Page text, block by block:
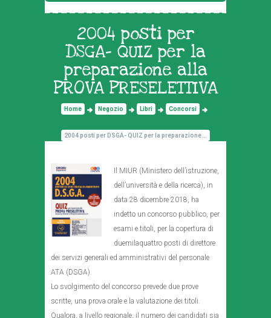
2004 posti per
DSGA- QUIZ per la
preparazione alla
PROVA PRESELETTIVA
Home Negozio Libri Concorsi
2004 posti per DSGA- QUIZ per la preparazione...
Il MIUR (Ministero dell’istruzione,
dell’università e della ricerca), in
data 28 dicembre 2018, ha
indetto un concorso pubblico, per
esami e titoli, per la copertura di
duemilaquattro posti di direttore
dei servizi generali ed amministrativi del personale
ATA (DSGA).
Lo svolgimento del concorso prevede due prove
scritte, una prova orale e la valutazione dei titoli.
Qualora, a livello regionale, il numero dei candidati sia